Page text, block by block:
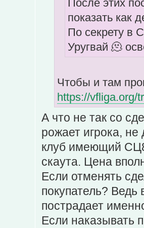
После этих
показать как
По секрету в
Уругвай 🫠
Чтобы и там
https://vfliga.org/
А что не так со
рожает игрока, не
клуб имеющий СЦ8
скаута. Цена
Если отменять
покупатель? Ведь
пострадает
Если наказывать